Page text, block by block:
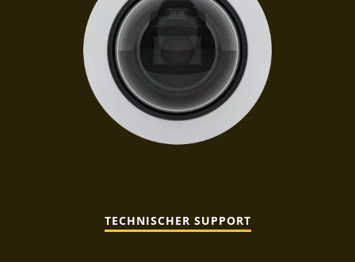
TECHNISCHER SUPPORT